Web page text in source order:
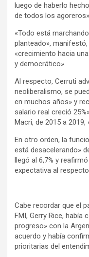
luego de haberlo
de todos los
«Todo está
planteado»,
«crecimiento hacia
y democrático».
Al respecto, Cerruti
neoliberalismo, se
en muchos años» y
salario real creció
Macri, de 2015 a 2019,
En otro orden, la
está desacelerando»
llegó al 6,7% y
expectativa al
Cabe recordar que el
FMI, Gerry Rice, había
progreso» con la
acuerdo y había
prioritarias del